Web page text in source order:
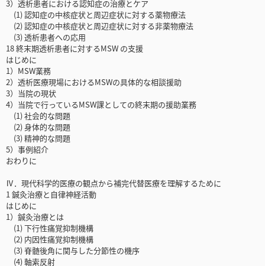
3）透析患者における認知症の治療とケア
(1) 認知症の中核症状と周辺症状に対する薬物療法
(2) 認知症の中核症状と周辺症状に対する非薬物療法
(3) 透析患者への応用
18 終末期透析患者に対するMSW の支援
はじめに
1）MSW業務
2）透析医療現場におけるMSWの具体的な相談援助
3）当院の現状
4）当院で行っているMSW課としての終末期の援助業務
(1) 社会的な問題
(2) 身体的な問題
(3) 精神的な問題
5）事例紹介
おわりに
Ⅳ．現代科学的医療の観点から補完代替医療を理解するために
1 鍼灸治療と自律神経活動
はじめに
1）鍼灸治療とは
(1) 下行性痛覚抑制機構
(2) 内因性痛覚抑制機構
(3) 脊髄後角に関与した分節性の機序
(4) 軸索反射